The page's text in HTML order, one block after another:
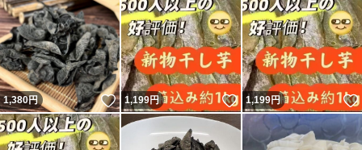
1,380円 いいね！
1,199円 いいね！
1,199円